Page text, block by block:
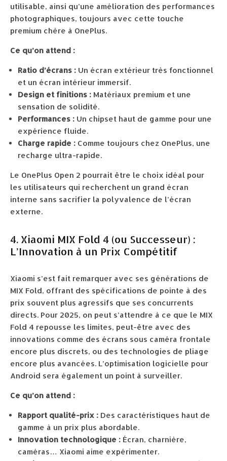
utilisable, ainsi qu’une amélioration des performances
photographiques, toujours avec cette touche
premium chère à OnePlus.
Ce qu’on attend :
Ratio d’écrans : Un écran extérieur très fonctionnel
et un écran intérieur immersif.
Design et finitions : Matériaux premium et une
sensation de solidité.
Performances : Un chipset haut de gamme pour une
expérience fluide.
Charge rapide : Comme toujours chez OnePlus, une
recharge ultra-rapide.
Le OnePlus Open 2 pourrait être le choix idéal pour
les utilisateurs qui recherchent un grand écran
interne sans sacrifier la polyvalence de l’écran
externe.
4. Xiaomi MIX Fold 4 (ou Successeur) :
L’Innovation à un Prix Compétitif
Xiaomi s’est fait remarquer avec ses générations de
MIX Fold, offrant des spécifications de pointe à des
prix souvent plus agressifs que ses concurrents
directs. Pour 2025, on peut s’attendre à ce que le MIX
Fold 4 repousse les limites, peut-être avec des
innovations comme des écrans sous caméra frontale
encore plus discrets, ou des technologies de pliage
encore plus avancées. L’optimisation logicielle pour
Android sera également un point à surveiller.
Ce qu’on attend :
Rapport qualité-prix : Des caractéristiques haut de
gamme à un prix plus abordable.
Innovation technologique : Écran, charnière,
caméras… Xiaomi aime expérimenter.